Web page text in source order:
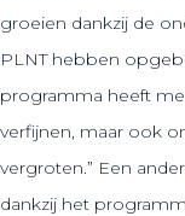
groeien dankzij de
PLNT hebben
programma heeft
verfijnen, maar ook
vergroten.” Een
dankzij het